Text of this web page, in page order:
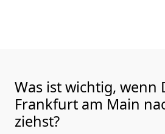
Was ist wichtig, wenn
Frankfurt am Main
ziehst?